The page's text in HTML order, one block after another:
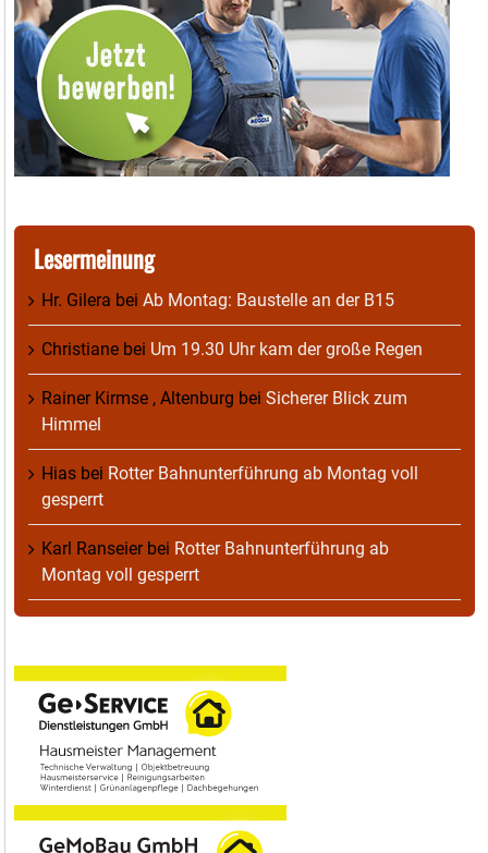
Lesermeinung
Hr. Gilera bei Ab Montag: Baustelle an der B15
Christiane bei Um 19.30 Uhr kam der große Regen
Rainer Kirmse , Altenburg bei Sicherer Blick zum
Himmel
Hias bei Rotter Bahnunterführung ab Montag voll
gesperrt
Karl Ranseierbei Rotter Bahnunterführung ab
Montag voll gesperrt